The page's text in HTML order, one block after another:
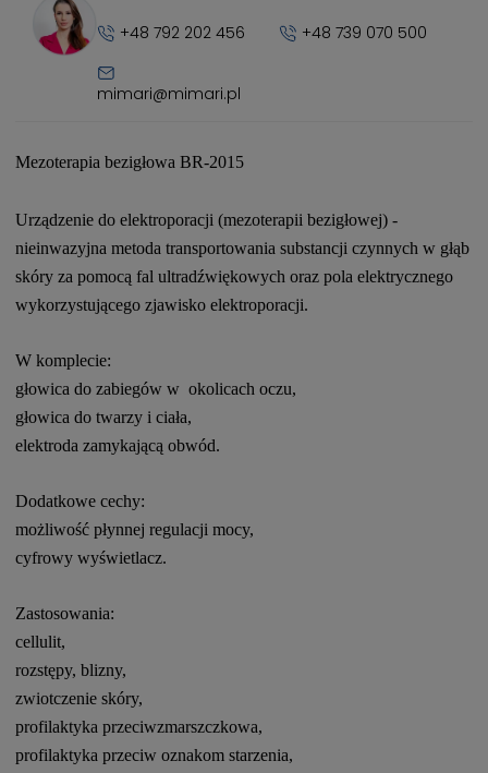
+48 792 202 456 +48 739 070 500
mimari@mimari.pl
Mezoterapia bezigłowa BR-2015
Urządzenie do elektroporacji (mezoterapii bezigłowej) -
nieinwazyjna metoda transportowania substancji czynnych w głąb
skóry za pomocą fal ultradźwiękowych oraz pola elektrycznego
wykorzystującego zjawisko elektroporacji.
W komplecie:
głowica do zabiegów w okolicach oczu,
głowica do twarzy i ciała,
elektroda zamykającą obwód.
Dodatkowe cechy:
możliwość płynnej regulacji mocy,
cyfrowy wyświetlacz.
Zastosowania:
cellulit,
rozstępy, blizny,
zwiotczenie skóry,
profilaktyka przeciwzmarszczkowa,
profilaktyka przeciw oznakom starzenia,